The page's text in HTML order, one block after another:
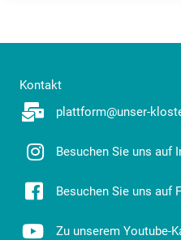
Kontakt
plattform@unser-
Besuchen Sie uns auf
Besuchen Sie uns auf
Zu unserem Youtube-